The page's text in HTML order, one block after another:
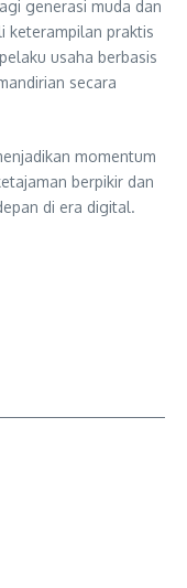
generasi muda dan
keterampilan praktis
usaha berbasis
secara
momentum
berpikir dan
di era digital.